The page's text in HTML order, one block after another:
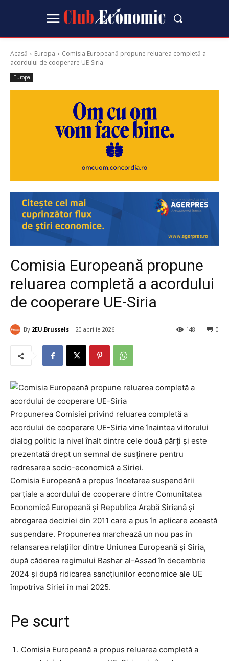
Acasă Europa
Comisia Europeană propune reluarea completă a
acordului de cooperare UE-Siria
Europa
Comisia Europeană propune
reluarea completă a acordului
de cooperare UE-Siria
By 2EU.Brussels 20 aprilie 2026 0
148
Propunerea Comisiei privind reluarea completă a
acordului de cooperare UE-Siria vine înaintea viitorului
dialog politic la nivel înalt dintre cele două părți și este
prezentată drept un semnal de susținere pentru
redresarea socio-economică a Siriei.
Comisia Europeană a propus încetarea suspendării
parțiale a acordului de cooperare dintre Comunitatea
Economică Europeană și Republica Arabă Siriană și
abrogarea deciziei din 2011 care a pus în aplicare această
suspendare. Propunerea marchează un nou pas în
relansarea relațiilor dintre Uniunea Europeană și Siria,
după căderea regimului Bashar al-Assad în decembrie
2024 și după ridicarea sancțiunilor economice ale UE
împotriva Siriei în mai 2025.
Pe scurt
Comisia Europeană a propus reluarea completă a